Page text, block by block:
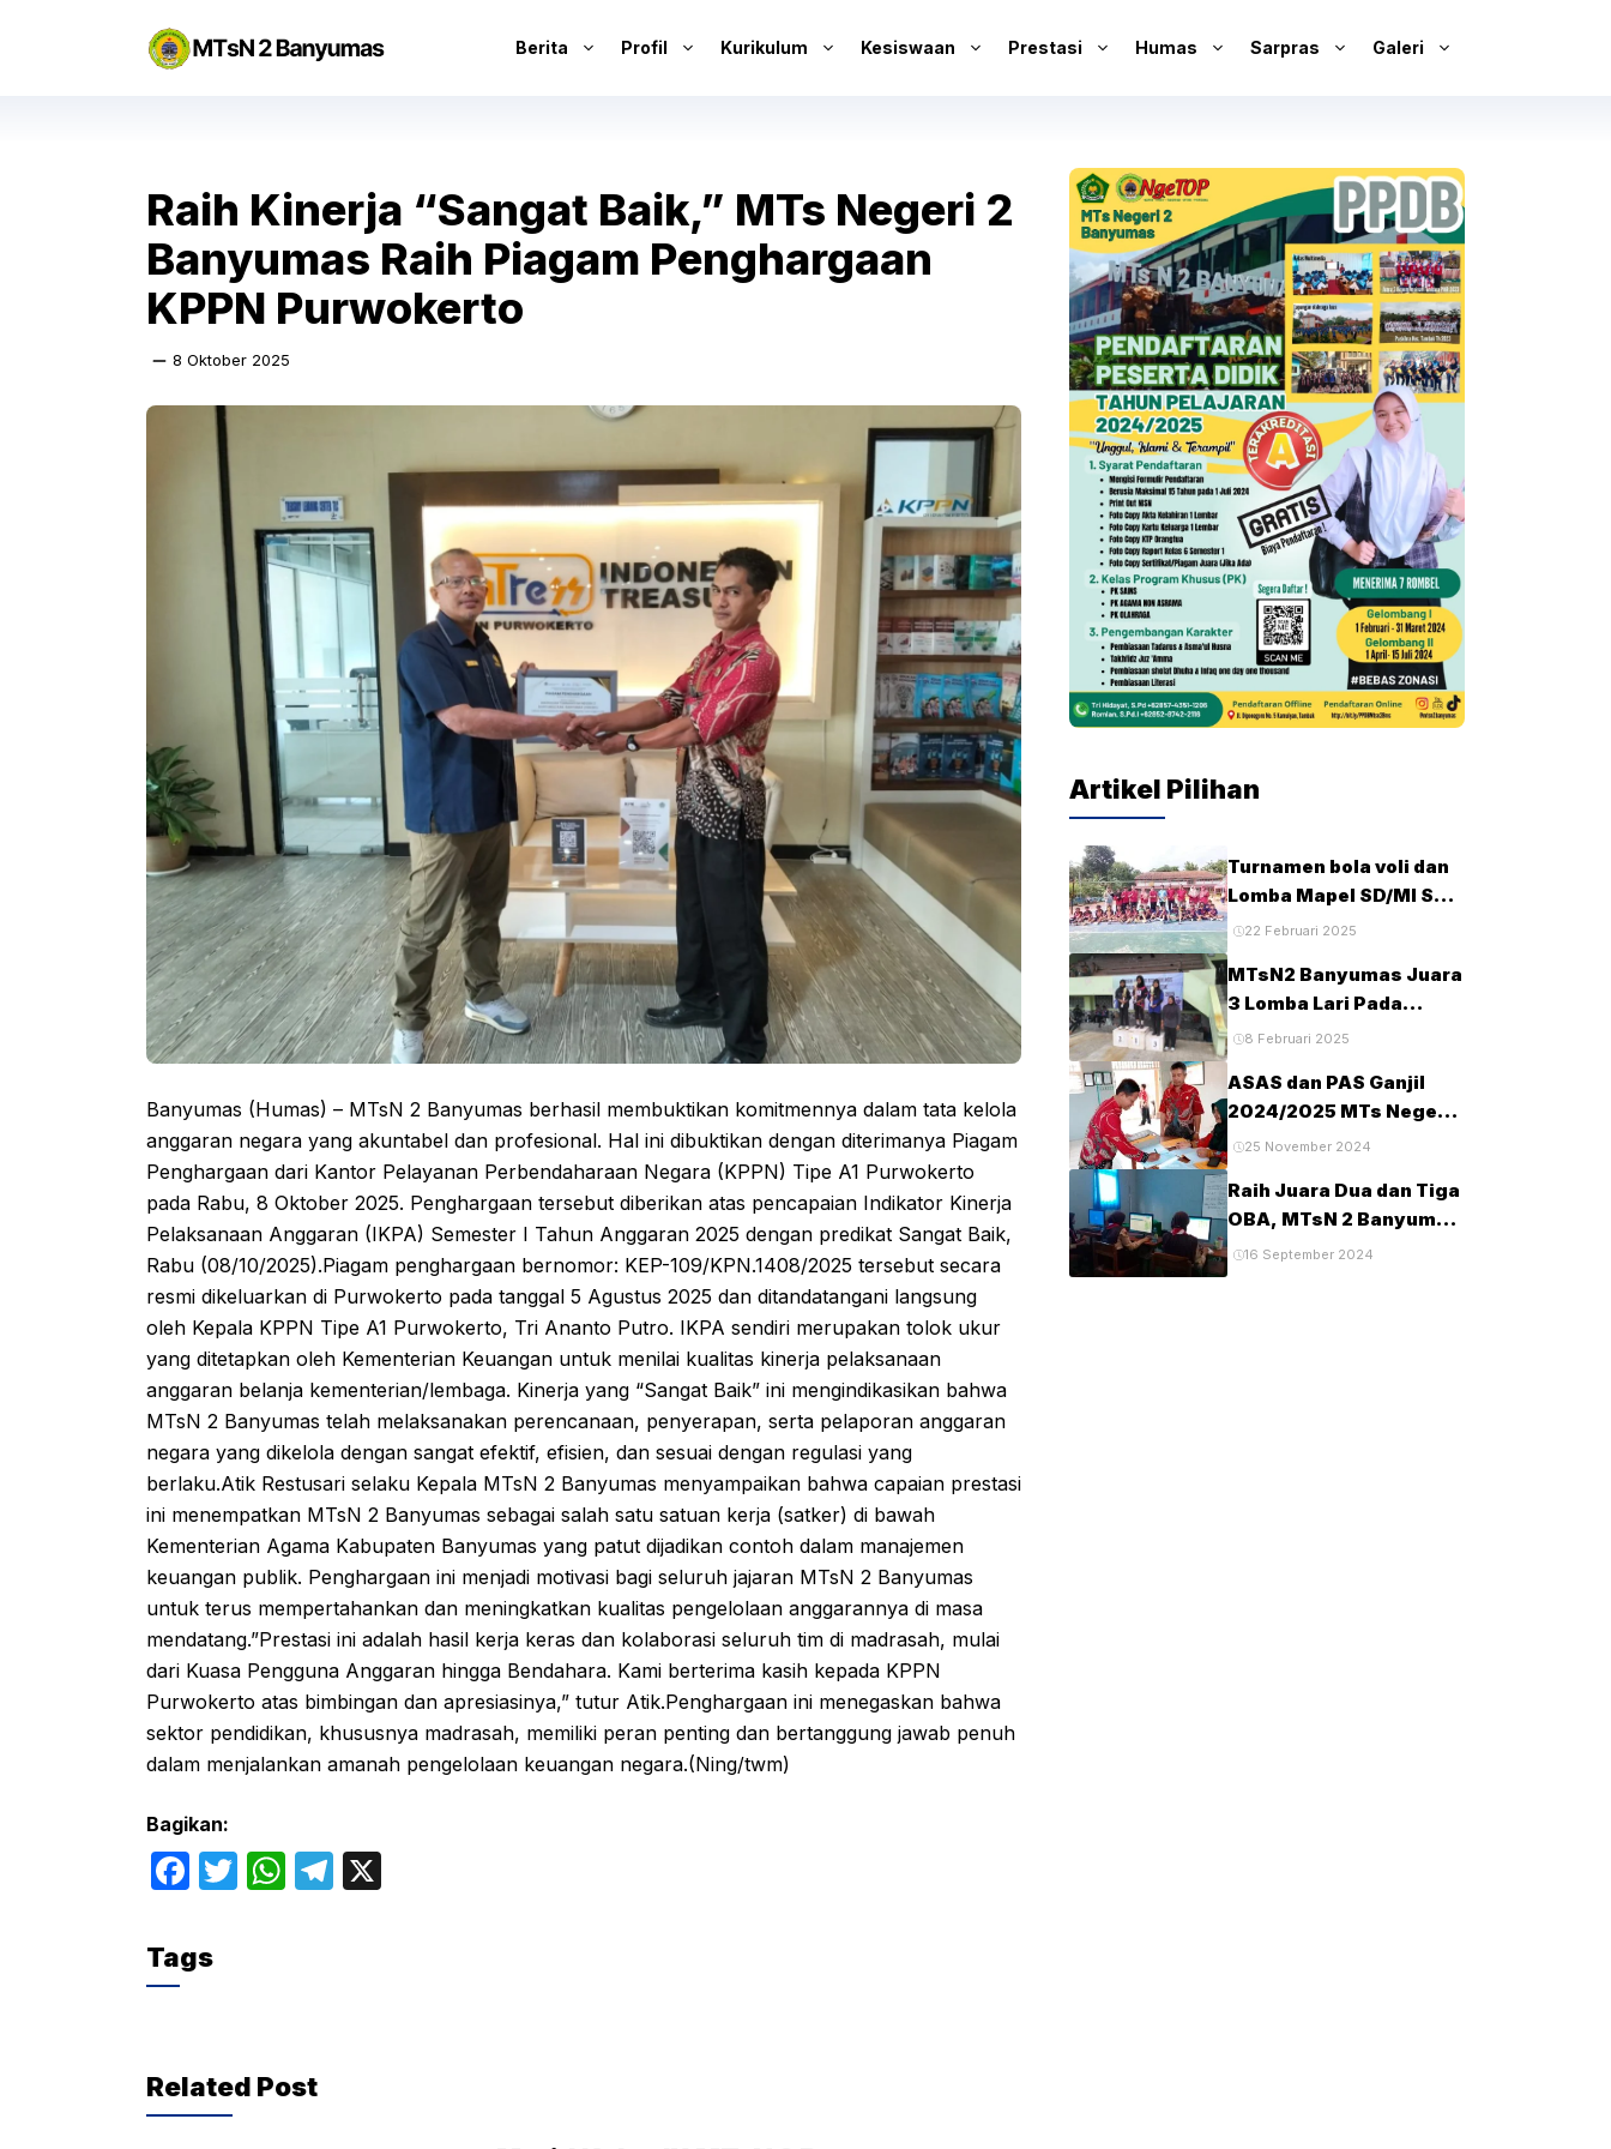
Berita Profil Kurikulum Kesiswaan Prestasi Humas Sarpras Galeri
Raih Kinerja “Sangat Baik,” MTs Negeri 2
Banyumas Raih Piagam Penghargaan
KPPN Purwokerto
8 Oktober 2025
Banyumas (Humas) – MTsN 2 Banyumas berhasil membuktikan komitmennya dalam tata kelola
anggaran negara yang akuntabel dan profesional. Hal ini dibuktikan dengan diterimanya Piagam
Penghargaan dari Kantor Pelayanan Perbendaharaan Negara (KPPN) Tipe A1 Purwokerto
pada Rabu, 8 Oktober 2025. Penghargaan tersebut diberikan atas pencapaian Indikator Kinerja
Pelaksanaan Anggaran (IKPA) Semester I Tahun Anggaran 2025 dengan predikat Sangat Baik,
Rabu (08/10/2025).Piagam penghargaan bernomor: KEP-109/KPN.1408/2025 tersebut secara
resmi dikeluarkan di Purwokerto pada tanggal 5 Agustus 2025 dan ditandatangani langsung
oleh Kepala KPPN Tipe A1 Purwokerto, Tri Ananto Putro. IKPA sendiri merupakan tolok ukur
yang ditetapkan oleh Kementerian Keuangan untuk menilai kualitas kinerja pelaksanaan
anggaran belanja kementerian/lembaga. Kinerja yang “Sangat Baik” ini mengindikasikan bahwa
MTsN 2 Banyumas telah melaksanakan perencanaan, penyerapan, serta pelaporan anggaran
negara yang dikelola dengan sangat efektif, efisien, dan sesuai dengan regulasi yang
berlaku.Atik Restusari selaku Kepala MTsN 2 Banyumas menyampaikan bahwa capaian prestasi
ini menempatkan MTsN 2 Banyumas sebagai salah satu satuan kerja (satker) di bawah
Kementerian Agama Kabupaten Banyumas yang patut dijadikan contoh dalam manajemen
keuangan publik. Penghargaan ini menjadi motivasi bagi seluruh jajaran MTsN 2 Banyumas
untuk terus mempertahankan dan meningkatkan kualitas pengelolaan anggarannya di masa
mendatang.”Prestasi ini adalah hasil kerja keras dan kolaborasi seluruh tim di madrasah, mulai
dari Kuasa Pengguna Anggaran hingga Bendahara. Kami berterima kasih kepada KPPN
Purwokerto atas bimbingan dan apresiasinya,” tutur Atik.Penghargaan ini menegaskan bahwa
sektor pendidikan, khususnya madrasah, memiliki peran penting dan bertanggung jawab penuh
dalam menjalankan amanah pengelolaan keuangan negara.(Ning/twm)
Bagikan:
F
c
e
o
T
W
p
T
Tags
Related Post
Artikel Pilihan
Turnamen bola voli dan
Lomba Mapel SD/MI Se-
kecamatan Tambak
Banyumas
22 Februari 2025
MTsN2 Banyumas Juara
3 Lomba Lari Pada
Porseni MTs Tingkat
Tahun 2025
8 Februari 2025
ASAS dan PAS Ganjil
2024/2025 MTs Negeri
2 Banyumas
Lancar
25 November 2024
Raih Juara Dua dan Tiga
OBA, MTsN 2 Banyumas
Lanjut Tingkat Provinsi
16 September 2024